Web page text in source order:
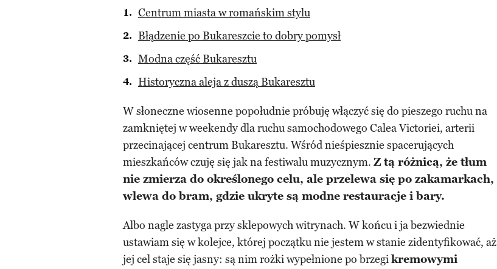
Centrum miasta w romańskim stylu
Błądzenie po Bukareszcie to dobry pomysł
Modna część Bukaresztu
Historyczna aleja z duszą Bukaresztu
W słoneczne wiosenne popołudnie próbuję włączyć się do pieszego ruchu na
zamkniętej w weekendy dla ruchu samochodowego Calea Victoriei, arterii
przecinającej centrum Bukaresztu. Wśród nieśpiesznie spacerujących
mieszkańców czuję się jak na festiwalu muzycznym. Z tą różnicą, że tłum
nie zmierza do określonego celu, ale przelewa się po zakamarkach,
wlewa do bram, gdzie ukryte są modne restauracje i bary.
Albo nagle zastyga przy sklepowych witrynach. W końcu i ja bezwiednie
ustawiam się w kolejce, której początku nie jestem w stanie zidentyfikować, aż
jej cel staje się jasny: są nim rożki wypełnione po brzegikremowymi